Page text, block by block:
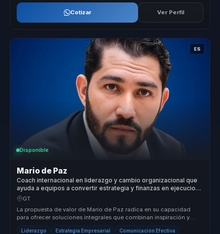
Cotizar Ver Perfil
ES
Disponible
Mario de Paz
Coach internacional en liderazgo y cambio organizacional que
ayuda a equipos a convertir estrategia y finanzas en ejecucion,
foco y crecimiento.
GT
La propuesta de valor de Mario de Paz radica en su capacidad
para ofrecer soluciones integrales que combinan inspiración y
acción. Su enf...
Liderazgo Estrategia Empresarial Comunicación Efectiva